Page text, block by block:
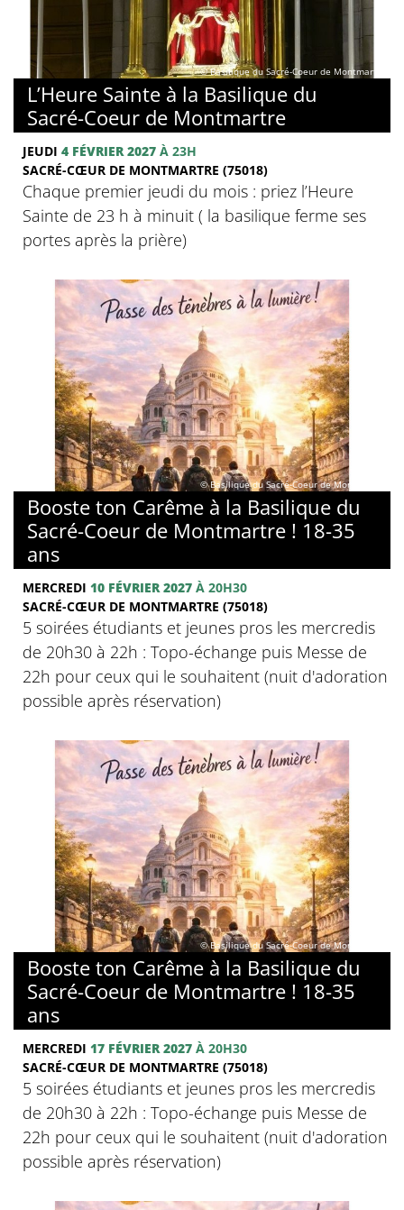
© Basilique du Sacré-Coeur de Montmartre
L’Heure Sainte à la Basilique du
Sacré-Coeur de Montmartre
JEUDI 4 FÉVRIER 2027 À 23H
SACRÉ-CŒUR DE MONTMARTRE (75018)
Chaque premier jeudi du mois : priez l’Heure
Sainte de 23 h à minuit ( la basilique ferme ses
portes après la prière)
© Basilique du Sacré-Coeur de Montmartre
Booste ton Carême à la Basilique du
Sacré-Coeur de Montmartre ! 18-35
ans
MERCREDI 10 FÉVRIER 2027 À 20H30
SACRÉ-CŒUR DE MONTMARTRE (75018)
5 soirées étudiants et jeunes pros les mercredis
de 20h30 à 22h : Topo-échange puis Messe de
22h pour ceux qui le souhaitent (nuit d'adoration
possible après réservation)
© Basilique du Sacré-Coeur de Montmartre
Booste ton Carême à la Basilique du
Sacré-Coeur de Montmartre ! 18-35
ans
MERCREDI 17 FÉVRIER 2027 À 20H30
SACRÉ-CŒUR DE MONTMARTRE (75018)
5 soirées étudiants et jeunes pros les mercredis
de 20h30 à 22h : Topo-échange puis Messe de
22h pour ceux qui le souhaitent (nuit d'adoration
possible après réservation)